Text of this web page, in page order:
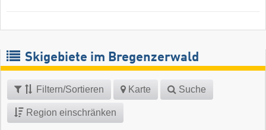
Skigebiete im Bregenzerwald
Filtern/Sortieren Karte Suche
Region einschränken